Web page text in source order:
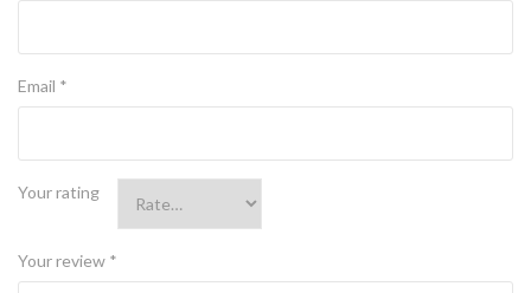
Email *
Your rating
Your review *